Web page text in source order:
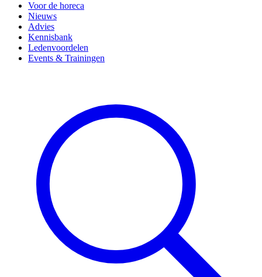
Voor de horeca
Nieuws
Advies
Kennisbank
Ledenvoordelen
Events & Trainingen